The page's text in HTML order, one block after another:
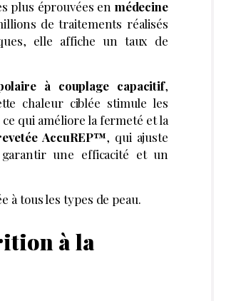
plus éprouvées en médecine
de traitements réalisés
elle affiche un taux de
à couplage capacitif,
chaleur ciblée stimule les
qui améliore la fermeté et la
AccuREP™, qui ajuste
garantir une efficacité et un
à tous les types de peau.
à la